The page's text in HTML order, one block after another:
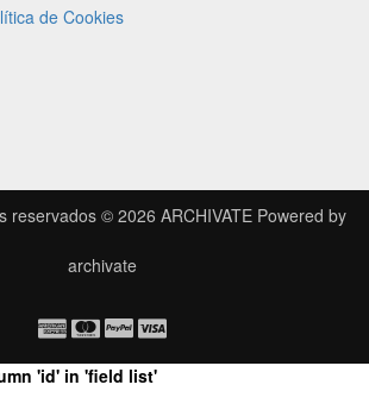
de Cookies
reservados © 2026 ARCHIVATEPowered by
archivate
'id' in 'field list'